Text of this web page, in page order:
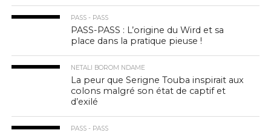
PASS - PASS
PASS-PASS : L’origine du Wird et sa
place dans la pratique pieuse !
NETALI BOROM NDAME
La peur que Serigne Touba inspirait aux
colons malgré son état de captif et
d’exilé
PASS - PASS